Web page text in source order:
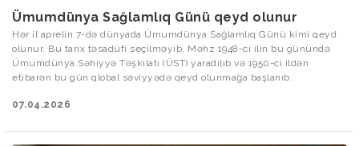
Ümumdünya Sağlamlıq Günü qeyd olunur
Hər il aprelin 7-də dünyada Ümumdünya Sağlamlıq Günü kimi qeyd
olunur. Bu tarix təsadüfi seçilməyib. Məhz 1948-ci ilin bu günündə
Ümumdünya Səhiyyə Təşkilatı (ÜST) yaradılıb və 1950-ci ildən
etibarən bu gün qlobal səviyyədə qeyd olunmağa başlanıb.
07.04.2026